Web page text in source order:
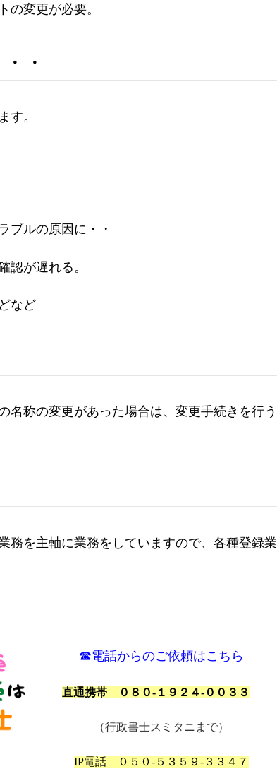
の変更が必要。
・
す。
ブルの原因に・・
認が遅れる。
など
名称の変更があった場合は、変更手続きを行う
務を主軸に業務をしていますので、各種登録業
☎電話からのご依頼はこちら
直通携帯 ０８０-１９２４-００３３
（行政書士スミタニまで）
IP電話 ０５０-５３５９-３３４７